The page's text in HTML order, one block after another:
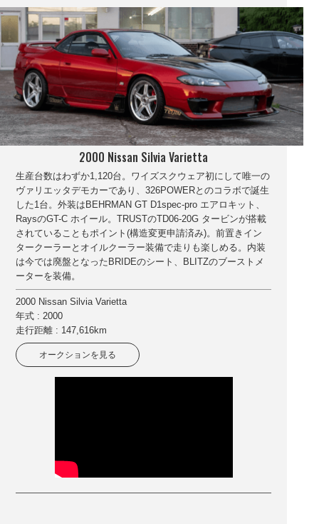
2000 Nissan Silvia Varietta
生産台数はわずか1,120台。ワイズスクウェア初にして唯一の
ヴァリエッタデモカーであり、326POWERとのコラボで誕生
した1台。外装はBEHRMAN GT D1spec-pro エアロキット、
RaysのGT-C ホイール。TRUSTのTD06-20G タービンが搭載
されていることもポイント(構造変更申請済み)。前置きイン
タークーラーとオイルクーラー装備で走りも楽しめる。内装
は今では廃盤となったBRIDEのシート、BLITZのブーストメ
ーターを装備。
2000 Nissan Silvia Varietta
年式 : 2000
走行距離 : 147,616km
オークションを見る